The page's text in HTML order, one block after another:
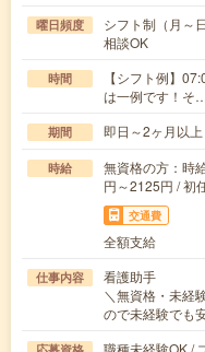
曜日頻度
シフト制（月～
相談OK
時間
【シフト例】
は一例です！そ
期間 即日～2ヶ月以
時給
無資格の方：時
円～2125円 / 初
交通費
全額支給
仕事内容
看護助手
＼無資格・未経
ので未経験で